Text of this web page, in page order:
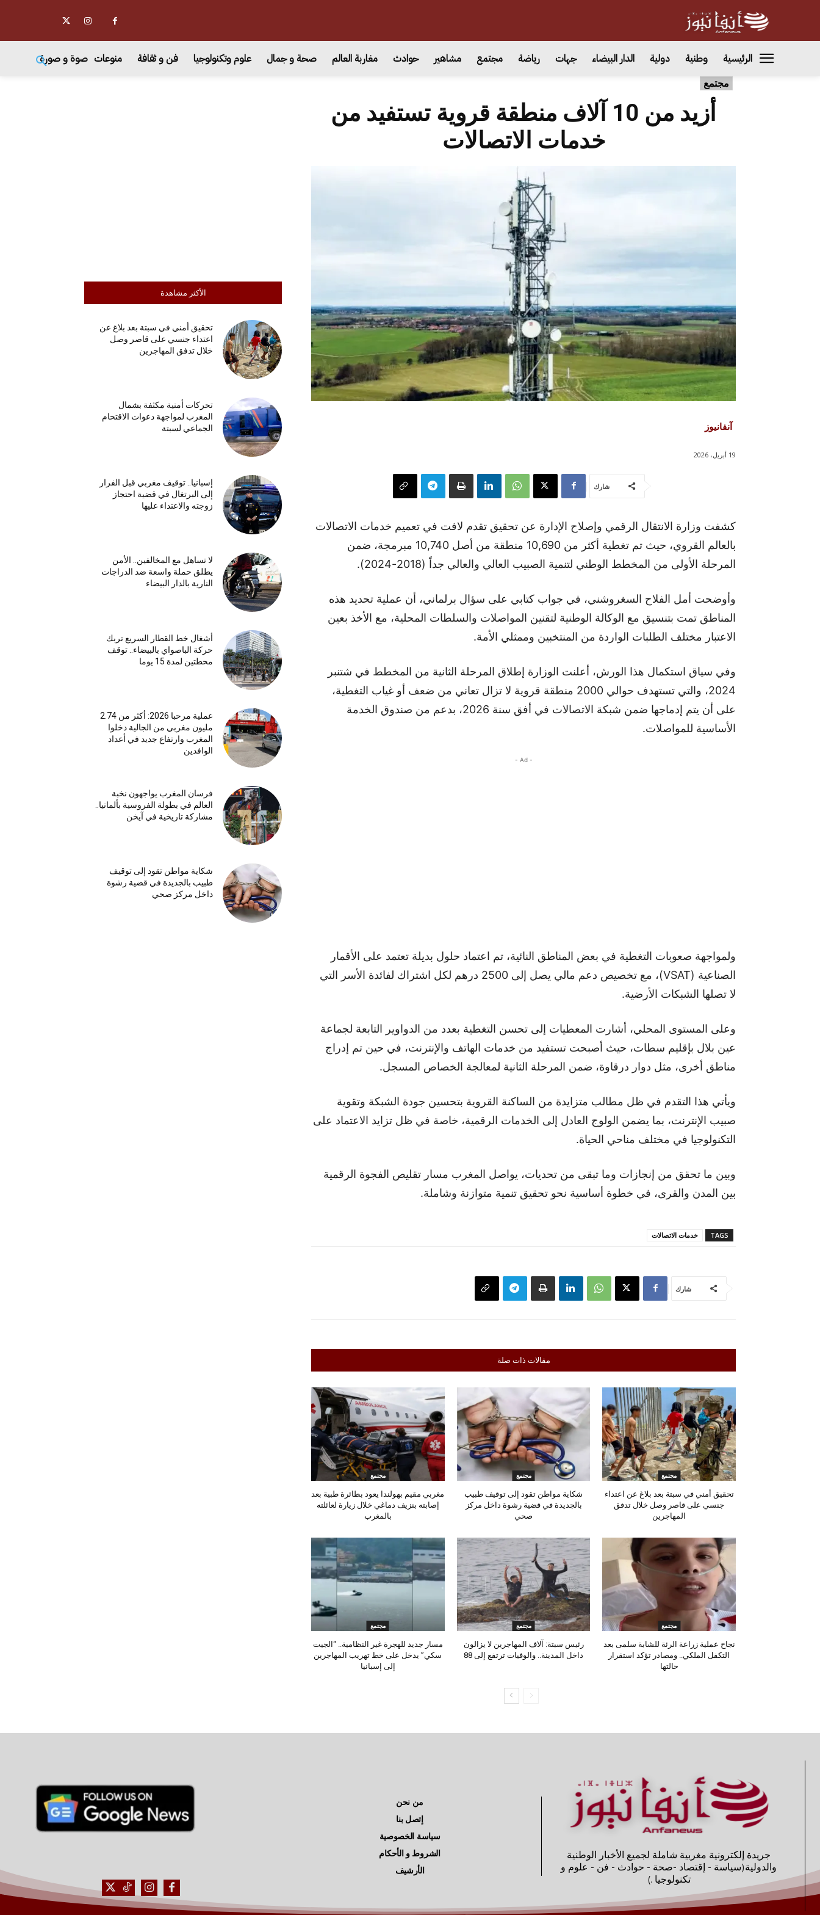
الرئيسية وطنية دولية الدار البيضاء جهات رياضة مجتمع مشاهير حوادث مغاربة العالم صحة و جمال علوم وتكنولوجيا فن و ثقافة منوعات صوة و صورة
مجتمع
الأكثر مشاهدة
تحقيق أمني في سبتة بعد بلاغ عن
اعتداء جنسي على قاصر وصل
خلال تدفق المهاجرين
تحركات أمنية مكثفة بشمال
المغرب لمواجهة دعوات الاقتحام
الجماعي لسبتة
إسبانيا.. توقيف مغربي قبل الفرار
إلى البرتغال في قضية احتجاز
زوجته والاعتداء عليها
لا تساهل مع المخالفين.. الأمن
يطلق حملة واسعة ضد الدراجات
النارية بالدار البيضاء
أشغال خط القطار السريع تربك
حركة الباصواي بالبيضاء.. توقف
محطتين لمدة 15 يوما
عملية مرحبا 2026: أكثر من 2.74
مليون مغربي من الجالية دخلوا
المغرب وارتفاع جديد في أعداد
الوافدين
فرسان المغرب يواجهون نخبة
العالم في بطولة الفروسية بألمانيا..
مشاركة تاريخية في آيخن
شكاية مواطن تقود إلى توقيف
طبيب بالجديدة في قضية رشوة
داخل مركز صحي
أزيد من 10 آلاف منطقة قروية تستفيد من
خدمات الاتصالات
آنفانيوز
19 أبريل، 2026
شارك
كشفت وزارة الانتقال الرقمي وإصلاح الإدارة عن تحقيق تقدم لافت في تعميم خدمات الاتصالات
بالعالم القروي، حيث تم تغطية أكثر من 10,690 منطقة من أصل 10,740 مبرمجة، ضمن
المرحلة الأولى من المخطط الوطني لتنمية الصبيب العالي والعالي جداً (2018-2024).
وأوضحت أمل الفلاح السغروشني، في جواب كتابي على سؤال برلماني، أن عملية تحديد هذه
المناطق تمت بتنسيق مع الوكالة الوطنية لتقنين المواصلات والسلطات المحلية، مع الأخذ بعين
الاعتبار مختلف الطلبات الواردة من المنتخبين وممثلي الأمة.
وفي سياق استكمال هذا الورش، أعلنت الوزارة إطلاق المرحلة الثانية من المخطط في شتنبر
2024، والتي تستهدف حوالي 2000 منطقة قروية لا تزال تعاني من ضعف أو غياب التغطية،
على أن يتم إدماجها ضمن شبكة الاتصالات في أفق سنة 2026، بدعم من صندوق الخدمة
الأساسية للمواصلات.
- Ad -
ولمواجهة صعوبات التغطية في بعض المناطق النائية، تم اعتماد حلول بديلة تعتمد على الأقمار
الصناعية (VSAT)، مع تخصيص دعم مالي يصل إلى 2500 درهم لكل اشتراك لفائدة الأسر التي
لا تصلها الشبكات الأرضية.
وعلى المستوى المحلي، أشارت المعطيات إلى تحسن التغطية بعدد من الدواوير التابعة لجماعة
عين بلال بإقليم سطات، حيث أصبحت تستفيد من خدمات الهاتف والإنترنت، في حين تم إدراج
مناطق أخرى، مثل دوار درقاوة، ضمن المرحلة الثانية لمعالجة الخصاص المسجل.
ويأتي هذا التقدم في ظل مطالب متزايدة من الساكنة القروية بتحسين جودة الشبكة وتقوية
صبيب الإنترنت، بما يضمن الولوج العادل إلى الخدمات الرقمية، خاصة في ظل تزايد الاعتماد على
التكنولوجيا في مختلف مناحي الحياة.
وبين ما تحقق من إنجازات وما تبقى من تحديات، يواصل المغرب مسار تقليص الفجوة الرقمية
بين المدن والقرى، في خطوة أساسية نحو تحقيق تنمية متوازنة وشاملة.
TAGS خدمات الاتصالات
شارك
مقالات ذات صلة
مجتمع
تحقيق أمني في سبتة بعد بلاغ عن اعتداء
جنسي على قاصر وصل خلال تدفق
المهاجرين
مجتمع
شكاية مواطن تقود إلى توقيف طبيب
بالجديدة في قضية رشوة داخل مركز
صحي
مجتمع
مغربي مقيم بهولندا يعود بطائرة طبية بعد
إصابته بنزيف دماغي خلال زيارة لعائلته
بالمغرب
مجتمع
نجاح عملية زراعة الرئة للشابة سلمى بعد
التكفل الملكي.. ومصادر تؤكد استقرار
حالتها
مجتمع
رئيس سبتة: آلاف المهاجرين لا يزالون
داخل المدينة.. والوفيات ترتفع إلى 88
مجتمع
مسار جديد للهجرة غير النظامية.. “الجيت
سكي” يدخل على خط تهريب المهاجرين
إلى إسبانيا
جريدة إلكترونية مغربية شاملة لجميع الأخبار الوطنية
والدولية(سياسة - إقتصاد -صحة - حوادث - فن - علوم و
تكنولوجيا .)
من نحن
إتصل بنا
سياسة الخصوصية
الشروط و الأحكام
الأرشيف